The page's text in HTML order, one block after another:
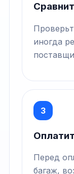
иногда
3
Перед
багаж,